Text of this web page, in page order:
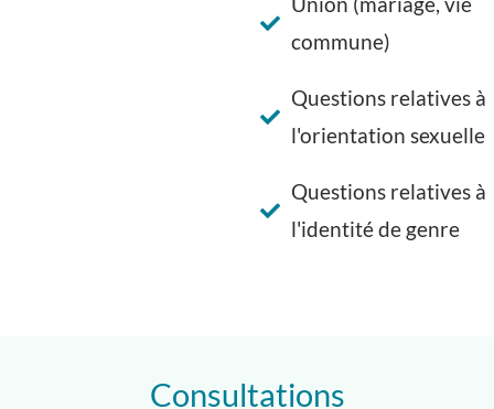
commune)
Questions relatives à
l'orientation sexuelle
Questions relatives à
l'identité de genre
Consultations